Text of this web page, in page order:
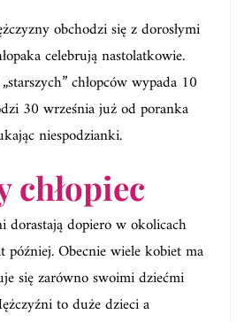
obchodzi się z dorosłymi
celebrują nastolatkowie.
chłopców wypada 10
30 września już od poranka
niespodzianki.
chłopiec
dorastają dopiero w okolicach
Obecnie wiele kobiet ma
się zarówno swoimi dziećmi
to duże dzieci a